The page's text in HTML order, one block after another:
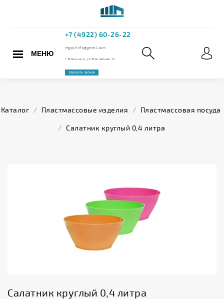
МЕНЮ
Каталог / Пластмассовые изделия / Пластмассовая посуда
/ Салатник круглый 0,4 литра
Салатник круглый 0,4 литра